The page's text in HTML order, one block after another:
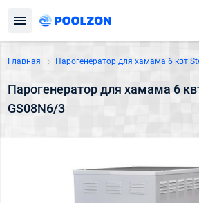
Главная Парогенератор для хамама 6 квт
Парогенератор для хамама 6
GS08N6/3